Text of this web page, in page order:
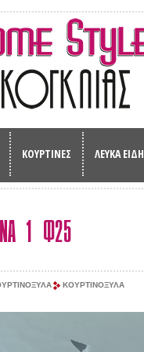
ΚΟΥΡΤΙΝΕΣ ΛΕΥΚΑ ΕΙΔΗ
1 Φ25
ΚΟΥΡΤΙΝΟΞΥΛΑ